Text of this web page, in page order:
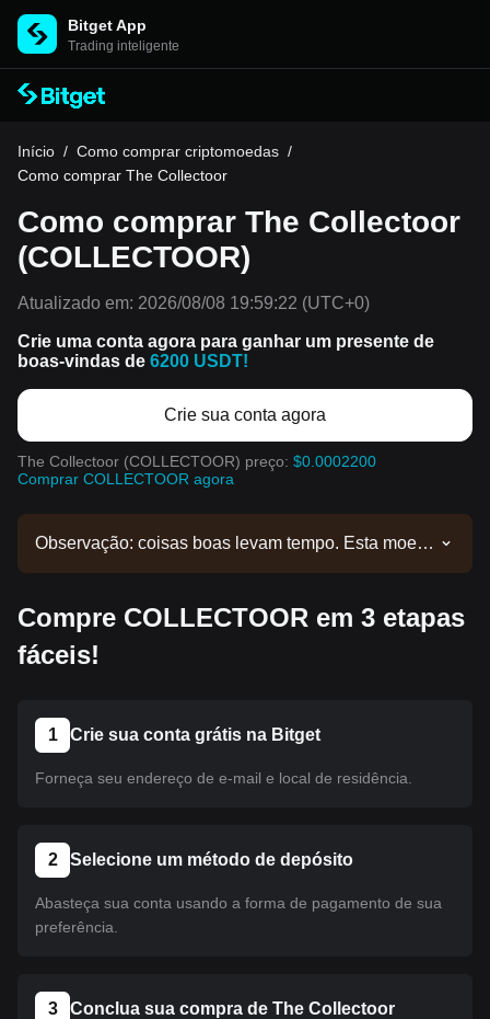
Bitget App
Trading inteligente
Início / Como comprar criptomoedas /
Como comprar The Collectoor
Como comprar The Collectoor
(COLLECTOOR)
Atualizado em: 2026/08/08 19:59:22 (UTC+0)
Crie uma conta agora para ganhar um presente de
boas-vindas de 6200 USDT!
Crie sua conta agora
The Collectoor (COLLECTOOR) preço: $0.0002200
Comprar COLLECTOOR agora
Observação: coisas boas levam tempo. Esta moeda
Quando estiver disponível na Bitget, você poderá
mesmo tutorial se aplica a todas as criptomoedas
Compre COLLECTOOR em 3 etapas
fáceis!
1 Crie sua conta grátis na Bitget
Forneça seu endereço de e-mail e local de residência.
2 Selecione um método de depósito
Abasteça sua conta usando a forma de pagamento de sua
preferência.
3 Conclua sua compra de The Collectoor